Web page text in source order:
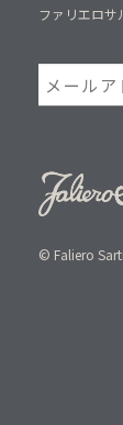
ファリエロサ
© Faliero